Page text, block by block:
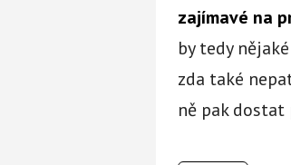
zajímavé na
by tedy
zda také
ně pak dostat